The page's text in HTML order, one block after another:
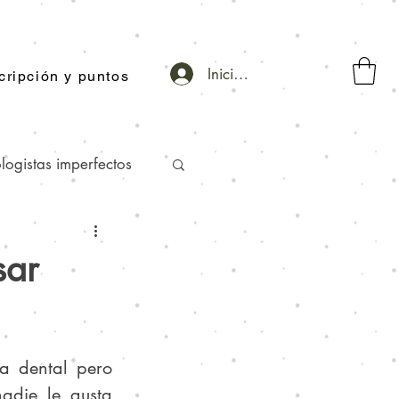
y puntos Iniciar sesión
imperfectos
y realidades
dental pero